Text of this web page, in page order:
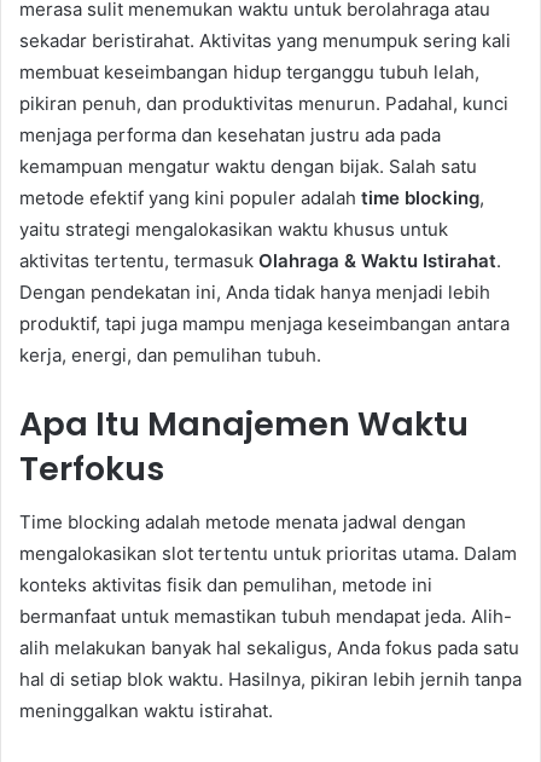
merasa sulit menemukan waktu untuk berolahraga atau
sekadar beristirahat. Aktivitas yang menumpuk sering kali
membuat keseimbangan hidup terganggu tubuh lelah,
pikiran penuh, dan produktivitas menurun. Padahal, kunci
menjaga performa dan kesehatan justru ada pada
kemampuan mengatur waktu dengan bijak. Salah satu
metode efektif yang kini populer adalah time blocking,
yaitu strategi mengalokasikan waktu khusus untuk
aktivitas tertentu, termasuk Olahraga & Waktu Istirahat.
Dengan pendekatan ini, Anda tidak hanya menjadi lebih
produktif, tapi juga mampu menjaga keseimbangan antara
kerja, energi, dan pemulihan tubuh.
Apa Itu Manajemen Waktu
Terfokus
Time blocking adalah metode menata jadwal dengan
mengalokasikan slot tertentu untuk prioritas utama. Dalam
konteks aktivitas fisik dan pemulihan, metode ini
bermanfaat untuk memastikan tubuh mendapat jeda. Alih-
alih melakukan banyak hal sekaligus, Anda fokus pada satu
hal di setiap blok waktu. Hasilnya, pikiran lebih jernih tanpa
meninggalkan waktu istirahat.